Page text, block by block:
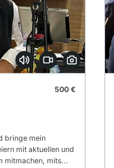
500 €
bringe mein
mit aktuellen und
mitmachen, mits...